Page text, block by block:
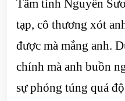
Tâm tình Nguyễn
tạp, cô thương xót
được mà mắng anh.
chính mà anh buồn
sự phóng túng quá